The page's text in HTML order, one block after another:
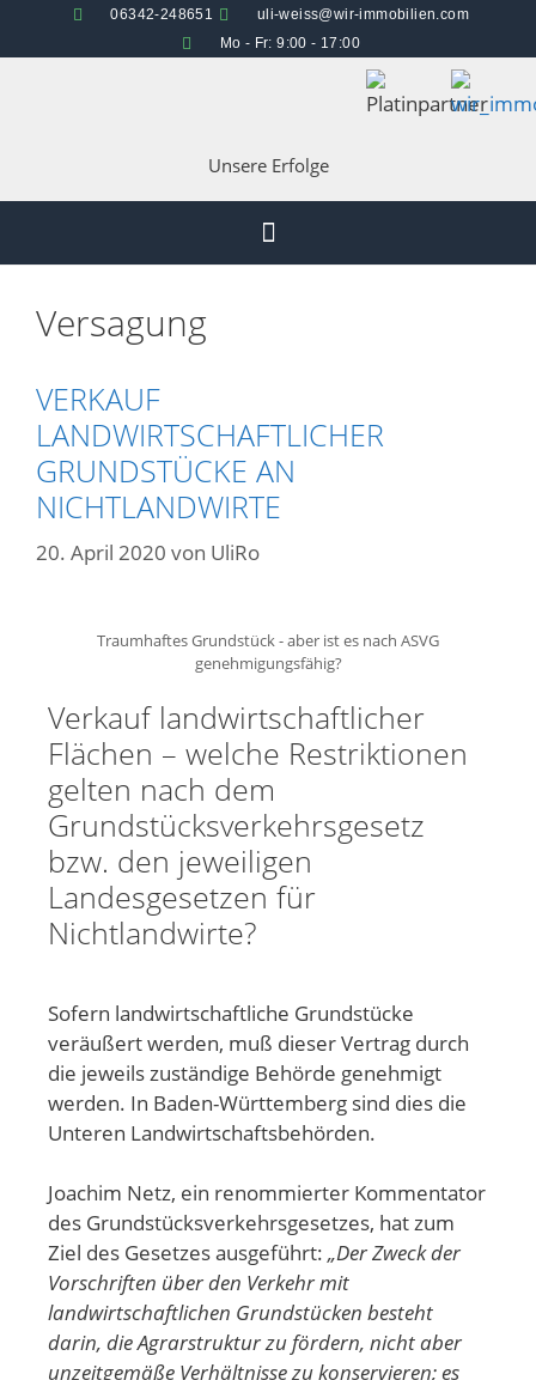
06342-248651
uli-weiss@wir-immobilien.com
Mo - Fr: 9:00 - 17:00
Unsere Erfolge
Versagung
VERKAUF
LANDWIRTSCHAFTLICHER
GRUNDSTÜCKE AN
NICHTLANDWIRTE
20. April 2020 von UliRo
Traumhaftes Grundstück - aber ist es nach ASVG
genehmigungsfähig?
Verkauf landwirtschaftlicher
Flächen – welche Restriktionen
gelten nach dem
Grundstücksverkehrsgesetz
bzw. den jeweiligen
Landesgesetzen für
Nichtlandwirte?
Sofern landwirtschaftliche Grundstücke
veräußert werden, muß dieser Vertrag durch
die jeweils zuständige Behörde genehmigt
werden. In Baden-Württemberg sind dies die
Unteren Landwirtschaftsbehörden.
Joachim Netz, ein renommierter Kommentator
des Grundstücksverkehrsgesetzes, hat zum
Ziel des Gesetzes ausgeführt: „Der Zweck der
Vorschriften über den Verkehr mit
landwirtschaftlichen Grundstücken besteht
darin, die Agrarstruktur zu fördern, nicht aber
unzeitgemäße Verhältnisse zu konservieren; es